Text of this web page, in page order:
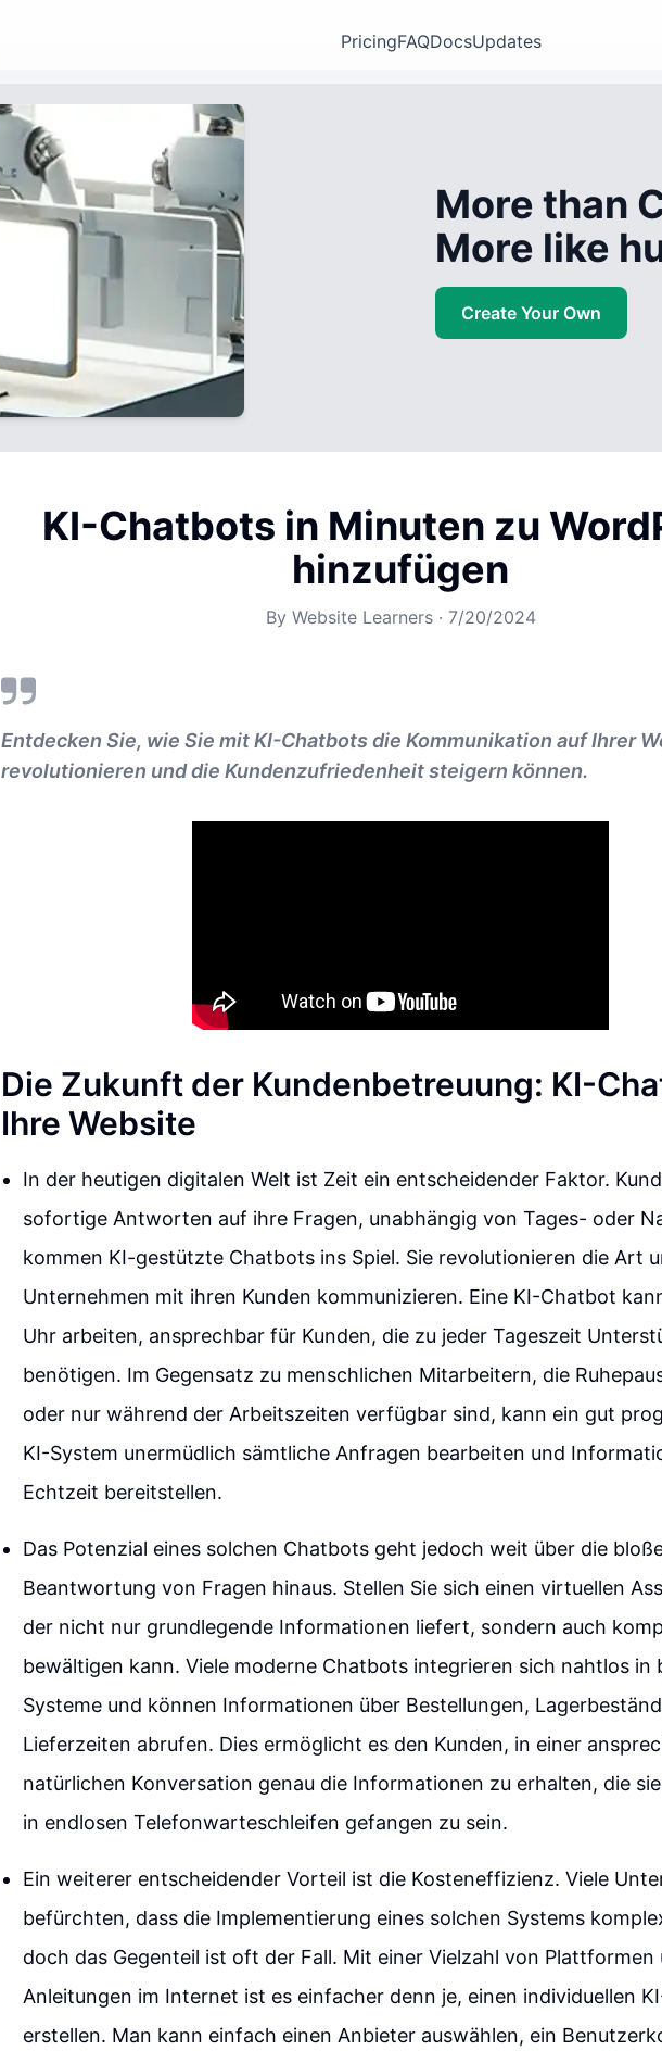
PricingFAQDocsUpdates
More than
More like
Create Your Own
KI-Chatbots in Minuten zu
hinzufügen
By Website Learners· 7/20/2024
Entdecken Sie, wie Sie mit KI-Chatbots die Kommunikation auf Ihrer
revolutionieren und die Kundenzufriedenheit steigern können.
Die Zukunft der Kundenbetreuung: KI-
Ihre Website
In der heutigen digitalen Welt ist Zeit ein entscheidender Faktor.
sofortige Antworten auf ihre Fragen, unabhängig von Tages- oder
kommen KI-gestützte Chatbots ins Spiel. Sie revolutionieren die Art
Unternehmen mit ihren Kunden kommunizieren. Eine KI-Chatbot
Uhr arbeiten, ansprechbar für Kunden, die zu jeder Tageszeit
benötigen. Im Gegensatz zu menschlichen Mitarbeitern, die
oder nur während der Arbeitszeiten verfügbar sind, kann ein gut
KI-System unermüdlich sämtliche Anfragen bearbeiten und
Echtzeit bereitstellen.
Das Potenzial eines solchen Chatbots geht jedoch weit über die
Beantwortung von Fragen hinaus. Stellen Sie sich einen virtuellen
der nicht nur grundlegende Informationen liefert, sondern auch
bewältigen kann. Viele moderne Chatbots integrieren sich nahtlos in
Systeme und können Informationen über Bestellungen,
Lieferzeiten abrufen. Dies ermöglicht es den Kunden, in einer
natürlichen Konversation genau die Informationen zu erhalten, die
in endlosen Telefonwarteschleifen gefangen zu sein.
Ein weiterer entscheidender Vorteil ist die Kosteneffizienz. Viele
befürchten, dass die Implementierung eines solchen Systems
doch das Gegenteil ist oft der Fall. Mit einer Vielzahl von Plattformen
Anleitungen im Internet ist es einfacher denn je, einen individuellen
erstellen. Man kann einfach einen Anbieter auswählen, ein